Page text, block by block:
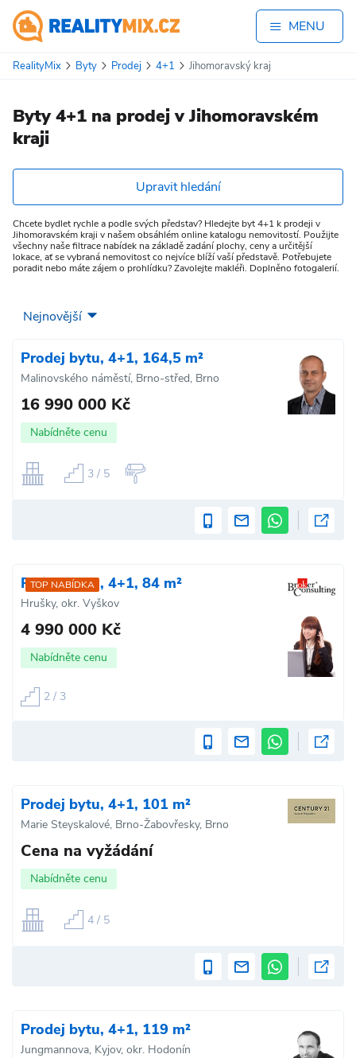
MENU
RealityMix Byty Prodej 4+1 Jihomoravský kraj
Byty 4+1 na prodej v Jihomoravském
kraji
Upravit hledání
Chcete bydlet rychle a podle svých představ? Hledejte byt 4+1 k prodeji v
Jihomoravském kraji v našem obsáhlém online katalogu nemovitostí. Použijte
všechny naše filtrace nabídek na základě zadání plochy, ceny a určitější
lokace, ať se vybraná nemovitost co nejvíce blíží vaší představě. Potřebujete
poradit nebo máte zájem o prohlídku? Zavolejte makléři. Doplněno fotogalerií.
Prodej bytu, 4+1, 164,5 m²
Malinovského náměstí, Brno-střed, Brno
16 990 000 Kč
Nabídněte cenu
3 / 5
TOP NABÍDKA
Prodej bytu, 4+1, 84 m²
Hrušky, okr. Vyškov
4 990 000 Kč
Nabídněte cenu
2 / 3
Prodej bytu, 4+1, 101 m²
Marie Steyskalové, Brno-Žabovřesky, Brno
Cena na vyžádání
Nabídněte cenu
4 / 5
Prodej bytu, 4+1, 119 m²
Jungmannova, Kyjov, okr. Hodonín